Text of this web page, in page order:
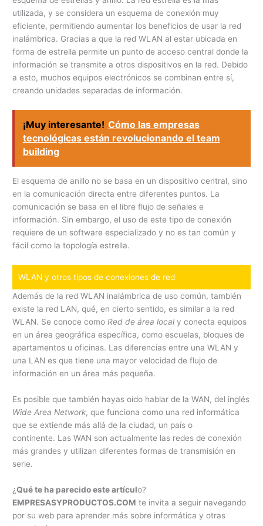
utilizada, y se considera un esquema de conexión muy
eficiente, permitiendo aumentar los beneficios de usar la red
inalámbrica. Gracias a que la red WLAN al estar ubicada en
forma de estrella permite un punto de acceso central donde la
información se transmite a otros dispositivos en la red. Debido
a esto, muchos equipos electrónicos se combinan entre sí,
creando unidades separadas de información.
¡Muy interesante! Cómo las empresas
tecnológicas están revolucionando el team
building
El esquema de anillo no se basa en un dispositivo central, sino
en la comunicación directa entre diferentes puntos. La
comunicación se basa en el libre flujo de señales e
información. Sin embargo, el uso de este tipo de conexión
requiere de un software especializado y no es tan común y
fácil como la topología estrella.
WLAN y otros tipos de conexiones de red
Además de la red WLAN inalámbrica de uso común, también
existe la red LAN, qué, en cierto sentido, es similar a la red
WLAN. Se conoce como Red de área local y conecta equipos
en un área geográfica específica, como escuelas, bloques de
apartamentos u oficinas. Las diferencias entre una WLAN y
una LAN es que tiene una mayor velocidad de flujo de
información en un área más pequeña.
Es posible que también hayas oído hablar de la WAN, del inglés
Wide Area Network, que funciona como una red informática
que se extiende más allá de la ciudad, un país o
continente. Las WAN son actualmente las redes de conexión
más grandes y utilizan diferentes formas de transmisión en
serie.
¿Qué te ha parecido este artículo?
EMPRESASYPRODUCTOS.COM te invita a seguir navegando
por su web para aprender más sobre informática y otras